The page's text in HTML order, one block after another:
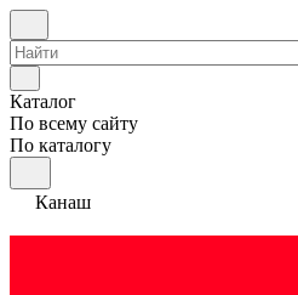
Каталог
По всему сайту
По каталогу
Канаш